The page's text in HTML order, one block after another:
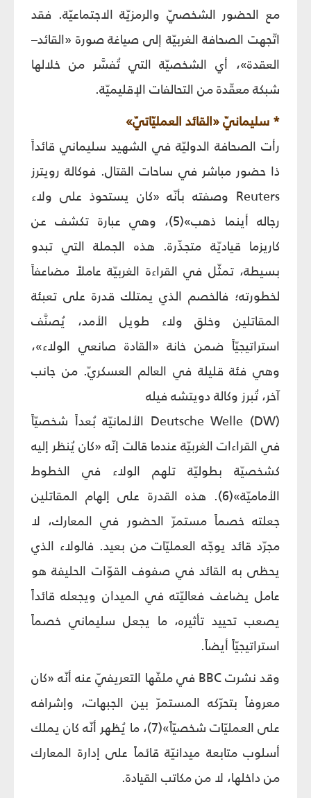
مع الحضور الشخصيّ والرمزيّة الاجتماعيّة. فقد
اتّجهت الصحافة الغربيّة إلى صياغة صورة «القائد–
العقدة»، أي الشخصيّة التي تُفسَّر من خلالها
شبكة معقّدة من التحالفات الإقليميّة.
* سليمانيّ «القائد العمليّاتيّ»
رأت الصحافة الدوليّة في الشهيد سليماني قائداً
ذا حضور مباشر في ساحات القتال. فوكالة رويترز
Reuters وصفته بأنّه «كان يستحوذ على ولاء
رجاله أينما ذهب»(5)، وهي عبارة تكشف عن
كاريزما قياديّة متجذّرة. هذه الجملة التي تبدو
بسيطة، تمثّل في القراءة الغربيّة عاملاً مضاعفاً
لخطورته؛ فالخصم الذي يمتلك قدرة على تعبئة
المقاتلين وخلق ولاء طويل الأمد، يُصنَّف
استراتيجيّاً ضمن خانة «القادة صانعي الولاء»،
وهي فئة قليلة في العالم العسكريّ. من جانب
آخر، تُبرز وكالة دويتشه فيله
(Deutsche Welle (DW الألمانيّة بُعداً شخصيّاً
في القراءات الغربيّة عندما قالت إنّه «كان يُنظر إليه
كشخصيّة بطوليّة تلهم الولاء في الخطوط
الأماميّة»(6). هذه القدرة على إلهام المقاتلين
جعلته خصماً مستمرّ الحضور في المعارك، لا
مجرّد قائد يوجّه العمليّات من بعيد. فالولاء الذي
يحظى به القائد في صفوف القوّات الحليفة هو
عامل يضاعف فعاليّته في الميدان ويجعله قائداً
يصعب تحييد تأثيره، ما يجعل سليماني خصماً
استراتيجيّاً أيضاً.
وقد نشرت BBC في ملفّها التعريفيّ عنه أنّه «كان
معروفاً بتحرّكه المستمرّ بين الجبهات، وإشرافه
على العمليّات شخصيّاً»(7)، ما يُظهر أنّه كان يملك
أسلوب متابعة ميدانيّة قائماً على إدارة المعارك
من داخلها، لا من مكاتب القيادة.